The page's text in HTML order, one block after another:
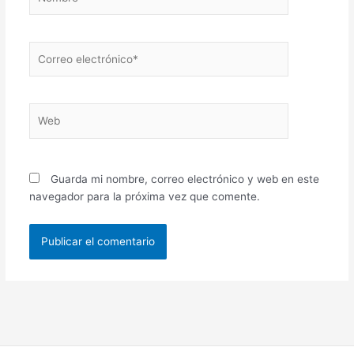
electrónico*
Guarda mi nombre, correo electrónico y web en este
navegador para la próxima vez que comente.